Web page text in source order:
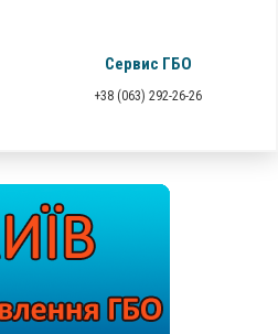
Сервис ГБО
+38 (063) 292-26-26